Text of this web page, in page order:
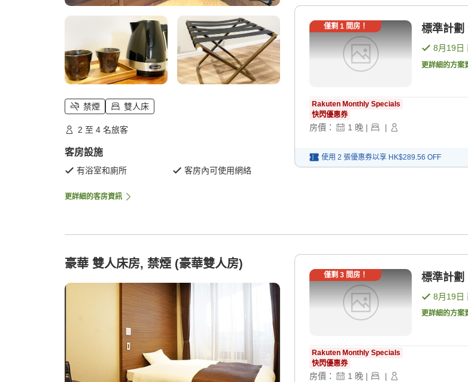
禁煙 雙人床
2 至 4 名旅客
客房設施
有浴室和廁所 客房內可使用網絡
更詳細的客房資訊
僅剩 1間房！ 標準計
8月19日
更詳細的方案
Rakuten Monthly Specials
快閃優惠券
房價： 1 晚 | |
使用 2 張優惠券以享 HK$289.56 OFF
豪華 雙人床房, 禁煙 (豪華雙人房)
僅剩 3間房！ 標準計
8月19日
更詳細的方案
Rakuten Monthly Specials
快閃優惠券
房價： 1 晚 | |